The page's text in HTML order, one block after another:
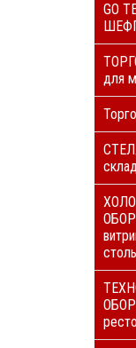
GO
для